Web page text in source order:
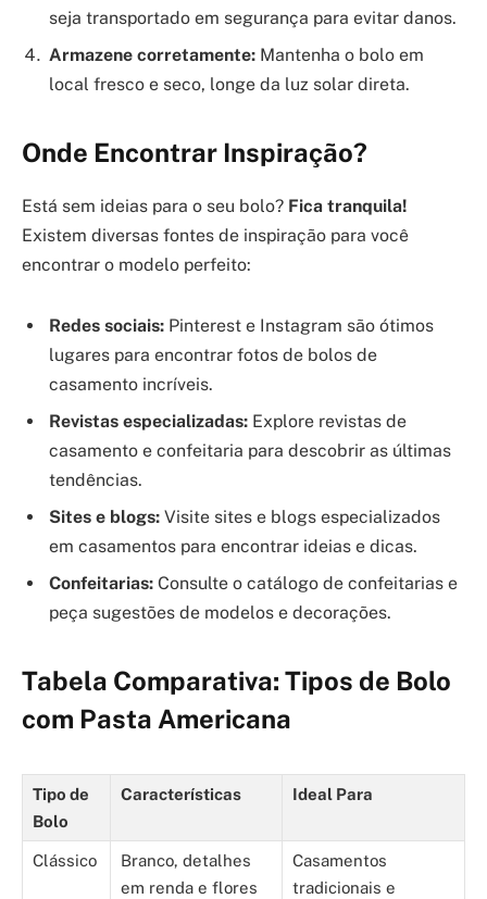
seja transportado em segurança para evitar danos.
Armazene corretamente: Mantenha o bolo em
local fresco e seco, longe da luz solar direta.
Onde Encontrar Inspiração?
Está sem ideias para o seu bolo? Fica tranquila!
Existem diversas fontes de inspiração para você
encontrar o modelo perfeito:
Redes sociais: Pinterest e Instagram são ótimos
lugares para encontrar fotos de bolos de
casamento incríveis.
Revistas especializadas: Explore revistas de
casamento e confeitaria para descobrir as últimas
tendências.
Sites e blogs: Visite sites e blogs especializados
em casamentos para encontrar ideias e dicas.
Confeitarias: Consulte o catálogo de confeitarias e
peça sugestões de modelos e decorações.
Tabela Comparativa: Tipos de Bolo
com Pasta Americana
Tipo de
Bolo
Características Ideal Para
Clássico
Branco, detalhes
em renda e flores
Casamentos
tradicionais e